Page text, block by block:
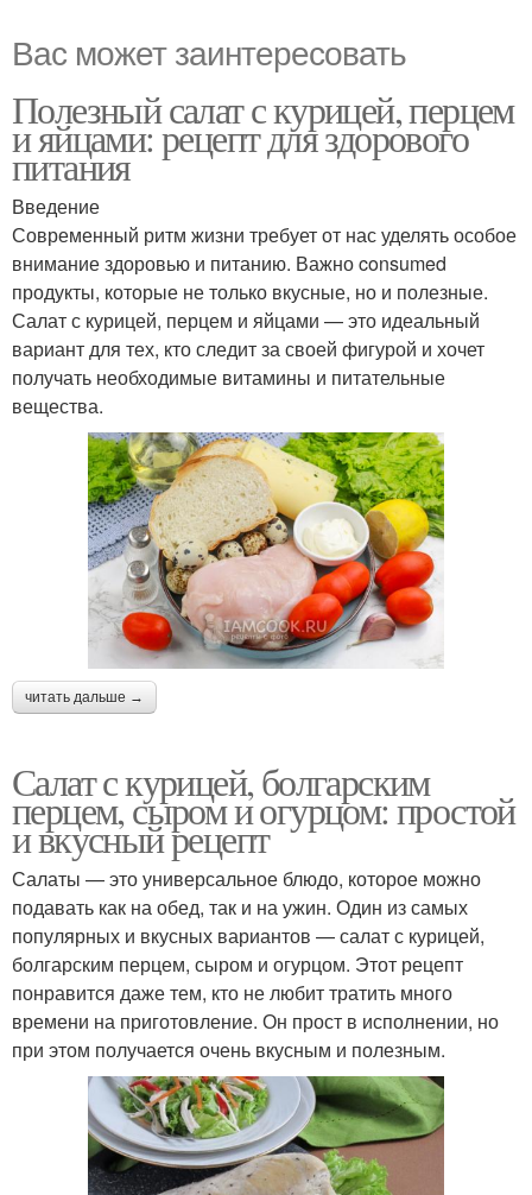
Вас может заинтересовать
Полезный салат с курицей, перцем
и яйцами: рецепт для здорового
питания
Введение
Современный ритм жизни требует от нас уделять особое
внимание здоровью и питанию. Важно consumed
продукты, которые не только вкусные, но и полезные.
Салат с курицей, перцем и яйцами — это идеальный
вариант для тех, кто следит за своей фигурой и хочет
получать необходимые витамины и питательные
вещества.
читать дальше →
Салат с курицей, болгарским
перцем, сыром и огурцом: простой
и вкусный рецепт
Салаты — это универсальное блюдо, которое можно
подавать как на обед, так и на ужин. Один из самых
популярных и вкусных вариантов — салат с курицей,
болгарским перцем, сыром и огурцом. Этот рецепт
понравится даже тем, кто не любит тратить много
времени на приготовление. Он прост в исполнении, но
при этом получается очень вкусным и полезным.